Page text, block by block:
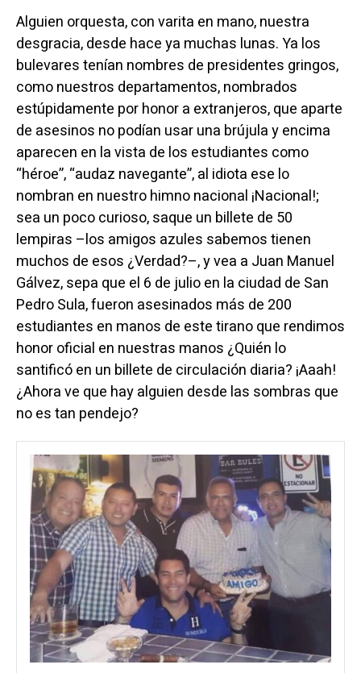
Alguien orquesta, con varita en mano, nuestra
desgracia, desde hace ya muchas lunas. Ya los
bulevares tenían nombres de presidentes gringos,
como nuestros departamentos, nombrados
estúpidamente por honor a extranjeros, que aparte
de asesinos no podían usar una brújula y encima
aparecen en la vista de los estudiantes como
“héroe”, “audaz navegante”, al idiota ese lo
nombran en nuestro himno nacional ¡Nacional!;
sea un poco curioso, saque un billete de 50
lempiras –los amigos azules sabemos tienen
muchos de esos ¿Verdad?–, y vea a Juan Manuel
Gálvez, sepa que el 6 de julio en la ciudad de San
Pedro Sula, fueron asesinados más de 200
estudiantes en manos de este tirano que rendimos
honor oficial en nuestras manos ¿Quién lo
santificó en un billete de circulación diaria? ¡Aaah!
¿Ahora ve que hay alguien desde las sombras que
no es tan pendejo?